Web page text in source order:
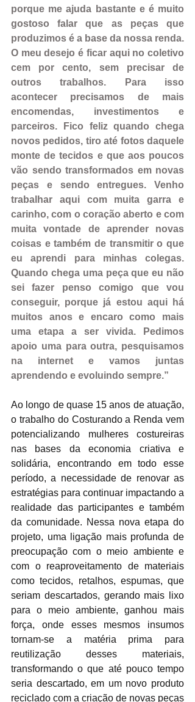
porque me ajuda bastante e é muito
gostoso falar que as peças que
produzimos é a base da nossa renda.
O meu desejo é ficar aqui no coletivo
cem por cento, sem precisar de
outros trabalhos. Para isso
acontecer precisamos de mais
encomendas, investimentos e
parceiros. Fico feliz quando chega
novos pedidos, tiro até fotos daquele
monte de tecidos e que aos poucos
vão sendo transformados em novas
peças e sendo entregues. Venho
trabalhar aqui com muita garra e
carinho, com o coração aberto e com
muita vontade de aprender novas
coisas e também de transmitir o que
eu aprendi para minhas colegas.
Quando chega uma peça que eu não
sei fazer penso comigo que vou
conseguir, porque já estou aqui há
muitos anos e encaro como mais
uma etapa a ser vivida. Pedimos
apoio uma para outra, pesquisamos
na internet e vamos juntas
aprendendo e evoluindo sempre.”
Ao longo de quase 15 anos de atuação,
o trabalho do Costurando a Renda vem
potencializando mulheres costureiras
nas bases da economia criativa e
solidária, encontrando em todo esse
período, a necessidade de renovar as
estratégias para continuar impactando a
realidade das participantes e também
da comunidade. Nessa nova etapa do
projeto, uma ligação mais profunda de
preocupação com o meio ambiente e
com o reaproveitamento de materiais
como tecidos, retalhos, espumas, que
seriam descartados, gerando mais lixo
para o meio ambiente, ganhou mais
força, onde esses mesmos insumos
tornam-se a matéria prima para
reutilização desses materiais,
transformando o que até pouco tempo
seria descartado, em um novo produto
reciclado com a criação de novas peças